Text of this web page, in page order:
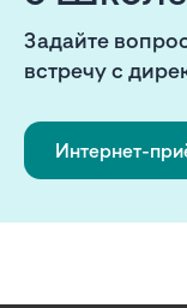
Задайте
встречу с
Интернет-